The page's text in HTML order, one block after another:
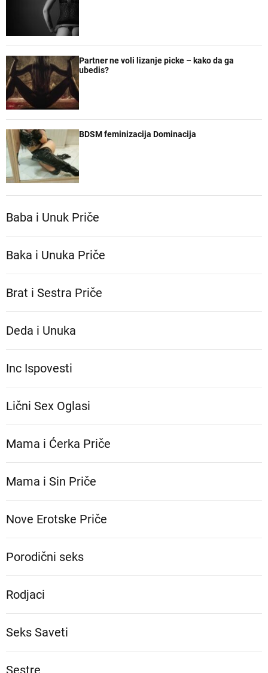
Partner ne voli lizanje picke – kako da ga
ubedis?
BDSM feminizacija Dominacija
Baba i Unuk Priče
Baka i Unuka Pričе
Brat i Sestra Priče
Deda i Unuka
Inc Ispovesti
Lični Sex Oglasi
Mama i Ćerka Priče
Mama i Sin Priče
Nove Erotske Priče
Porodični seks
Rodjaci
Seks Saveti